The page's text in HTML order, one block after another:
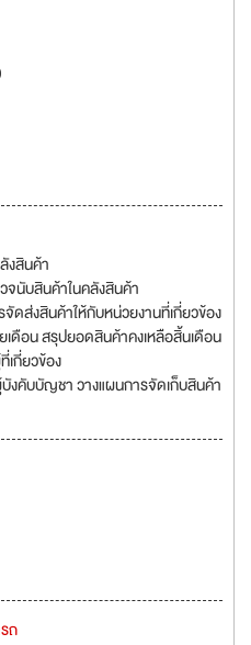
งสินค้า
นับสินค้าในคลังสินค้า
ดส่งสินค้าให้กับหน่วยงานที่เกี่ยวข้อง
ดือน สรุปยอดสินค้าคงเหลือสิ้นเดือน
กี่ยวข้อง
คับบัญชา วางแผนการจัดเก็บสินค้า
ถ